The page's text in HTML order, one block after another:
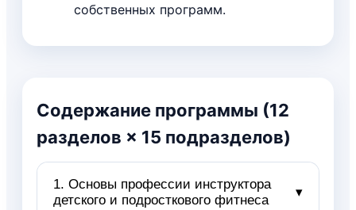
собственных программ.
Содержание программы (12
разделов × 15 подразделов)
1. Основы профессии инструктора
детского и подросткового фитнеса
▾